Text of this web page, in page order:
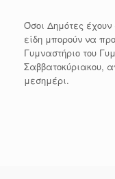
Όσοι Δημότες
είδη μπορούν να
Γυμναστήριο του
Σαββατοκύριακου,
μεσημέρι.